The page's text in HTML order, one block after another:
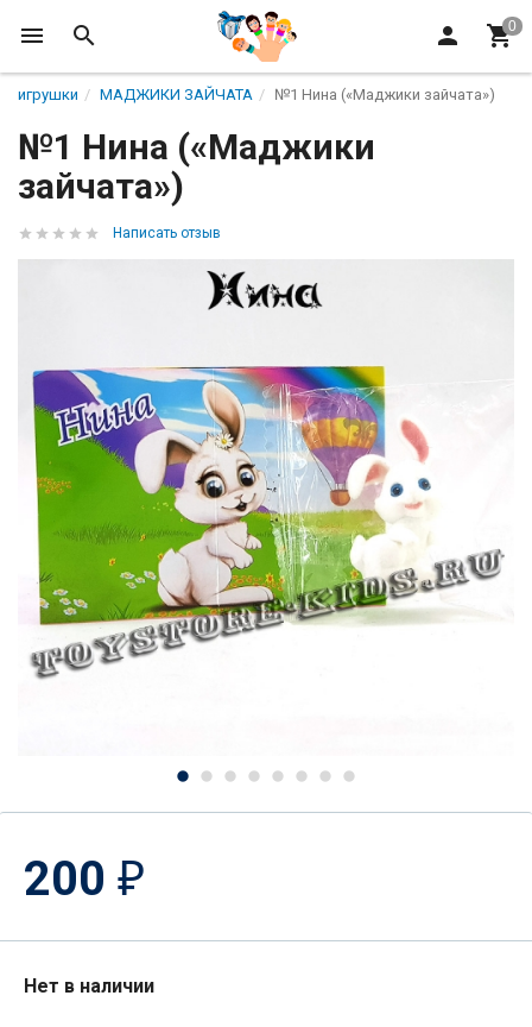
игрушки МАДЖИКИ ЗАЙЧАТА №1 Нина («Маджики зайчата»)
№1 Нина («Маджики
зайчата»)
Написать отзыв
200 ₽
Нет в наличии